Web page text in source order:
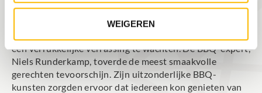
WEIGEREN
een verrukkelijke verrassing te wachten. De BBQ-expert,
Niels Runderkamp, toverde de meest smaakvolle
gerechten tevoorschijn. Zijn uitzonderlijke BBQ-
kunsten zorgden ervoor dat iedereen kon genieten van